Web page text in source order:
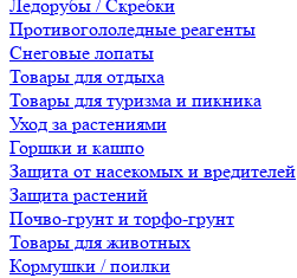
Ледорубы / Скребки
Противогололедные реагенты
Снеговые лопаты
Товары для отдыха
Товары для туризма и пикника
Уход за растениями
Горшки и кашпо
Защита от насекомых и вредителей
Защита растений
Почво-грунт и торфо-грунт
Товары для животных
Кормушки / поилки